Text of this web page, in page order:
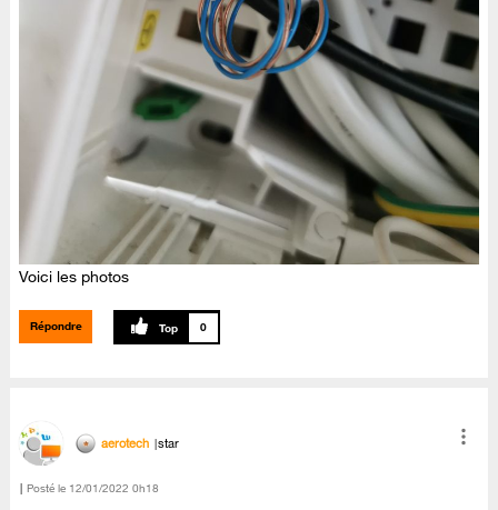
Voici les photos
Répondre 0
aerotech star
Posté le ‎12/01/2022 0h18